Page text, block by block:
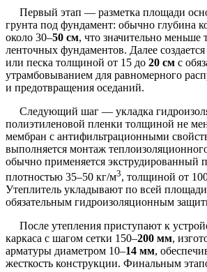
Первый этап — разметка площади
грунта под фундамент: обычно глубина
около 30–50 см, что значительно
ленточных фундаментов. Далее
или песка толщиной от 15 до 20 см с
утрамбовыванием для равномерного
и предотвращения оседаний.
Следующий шаг — укладка
полиэтиленовой пленки толщиной не
мембран с антифильтрационными
выполняется монтаж
обычно применяется экструдированный
плотностью 35–50 кг/м3, толщиной от
Утеплитель укладывают по всей
обязательным гидроизоляционным
После утепления приступают к
каркаса с шагом сетки 150–200 мм,
арматуры диаметром 10–14 мм,
жесткость конструкции. Финальным